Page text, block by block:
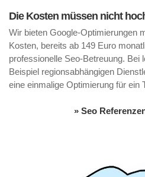
Die Kosten müssen nicht
Wir bieten Google-Optimierungen
Kosten, bereits ab 149 Euro
professionelle Seo-Betreuung. Bei
Beispiel regionsabhängigen
eine einmalige Optimierung für ein
» Seo